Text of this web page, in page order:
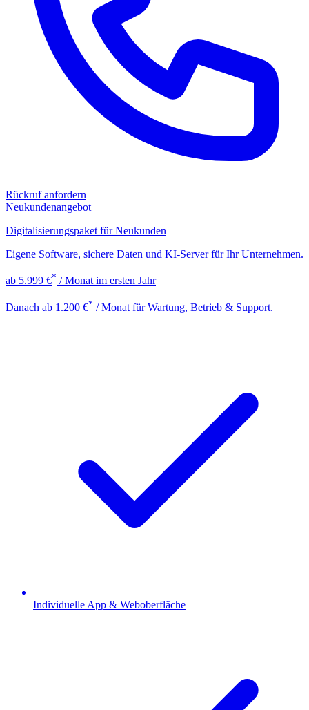
Rückruf anfordern
Neukundenangebot
Digitalisierungspaket für Neukunden
Eigene Software, sichere Daten und KI-Server für Ihr Unternehmen.
ab 5.999 €* / Monatim ersten Jahr
Danach ab 1.200 €* / Monat für Wartung, Betrieb & Support.
Individuelle App & Weboberfläche